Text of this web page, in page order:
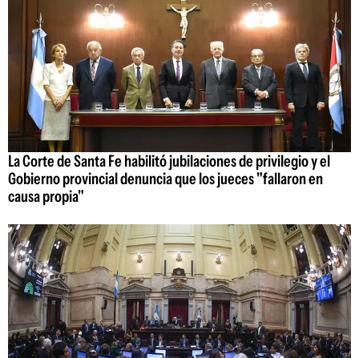
La Corte de Santa Fe habilitó jubilaciones de privilegio y el
Gobierno provincial denuncia que los jueces "fallaron en
causa propia"